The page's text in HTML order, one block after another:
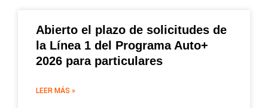
Abierto el plazo de solicitudes de
la Línea 1 del Programa Auto+
2026 para particulares
LEER MÁS »